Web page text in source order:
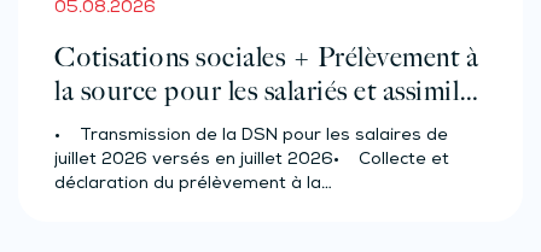
05.08.2026
Cotisations sociales + Prélèvement à
la source pour les salariés et assimilés
(effectif d’au moins 50 salariés)
• Transmission de la DSN pour les salaires de
juillet 2026 versés en juillet 2026• Collecte et
déclaration du prélèvement à la…